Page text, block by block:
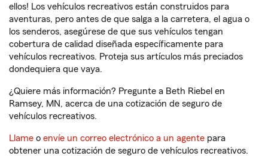
ellos! Los vehículos recreativos están construidos para
aventuras, pero antes de que salga a la carretera, el agua o
los senderos, asegúrese de que sus vehículos tengan
cobertura de calidad diseñada específicamente para
vehículos recreativos. Proteja sus artículos más preciados
dondequiera que vaya.
¿Quiere más información? Pregunte a Beth Riebel en
Ramsey, MN, acerca de una cotización de seguro de
vehículos recreativos.
Llame o envíe un correo electrónico a un agente para
obtener una cotización de seguro de vehículos recreativos.